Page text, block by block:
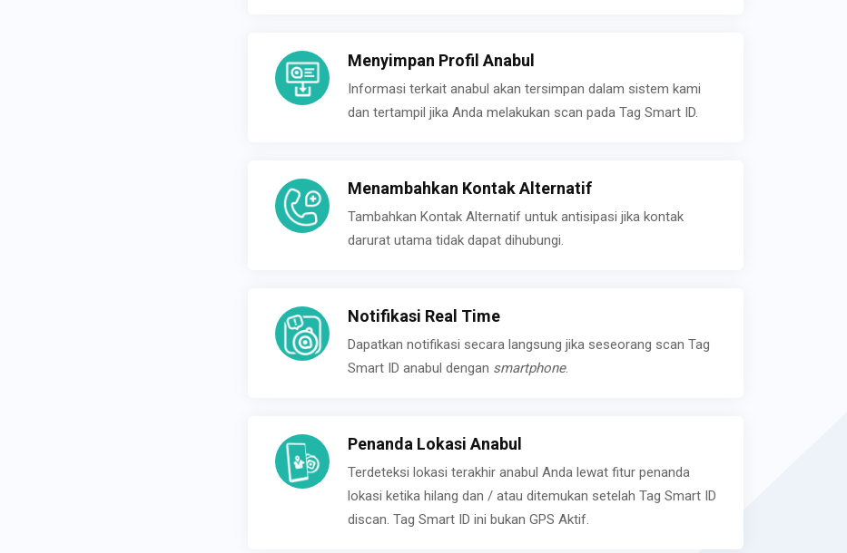
Menyimpan Profil Anabul
Informasi terkait anabul akan tersimpan dalam sistem kami
dan tertampil jika Anda melakukan scan pada Tag Smart ID.
Menambahkan Kontak Alternatif
Tambahkan Kontak Alternatif untuk antisipasi jika kontak
darurat utama tidak dapat dihubungi.
Notifikasi Real Time
Dapatkan notifikasi secara langsung jika seseorang scan Tag
Smart ID anabul dengan smartphone.
Penanda Lokasi Anabul
Terdeteksi lokasi terakhir anabul Anda lewat fitur penanda
lokasi ketika hilang dan / atau ditemukan setelah Tag Smart ID
discan. Tag Smart ID ini bukan GPS Aktif.